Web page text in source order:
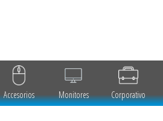
Accesorios Monitores Corporativo